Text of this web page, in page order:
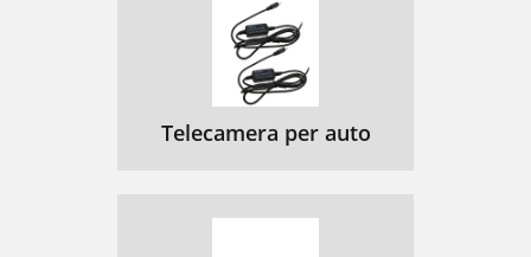
Telecamera per auto